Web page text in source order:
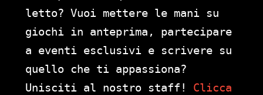
letto? Vuoi mettere le mani su
giochi in anteprima, partecipare
a eventi esclusivi e scrivere su
quello che ti appassiona?
Unisciti al nostro staff! Clicca